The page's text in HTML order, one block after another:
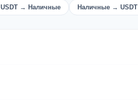
USDT → Наличные Наличные → USDT